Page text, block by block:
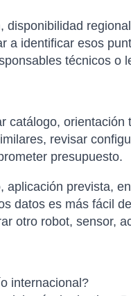
a identificar esos
técnicos o
catálogo, orientación
revisar
presupuesto.
prevista,
datos es más fácil
otro robot, sensor,
internacional?